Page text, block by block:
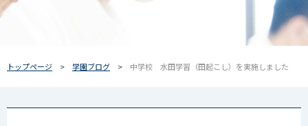
トップページ 学園ブログ 中学校 水田学習（田起こし）を実施しました